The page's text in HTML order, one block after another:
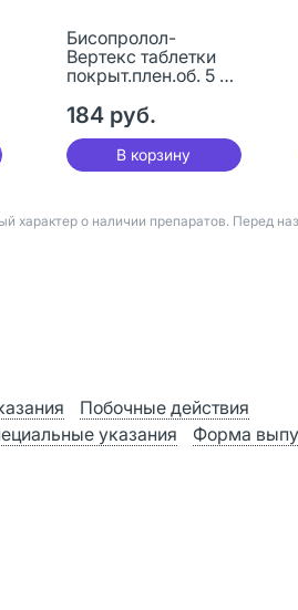
Бисопролол-
Вертекс таблетки
покрыт.плен.об. 5 мг
184 руб.
В корзину
характер о наличии препаратов. Перед
Побочные действия
указания
Форма